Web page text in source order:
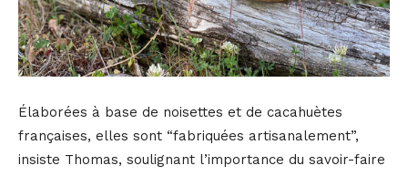
Élaborées à base de noisettes et de cacahuètes
françaises, elles sont “fabriquées artisanalement”,
insiste Thomas, soulignant l’importance du savoir-faire